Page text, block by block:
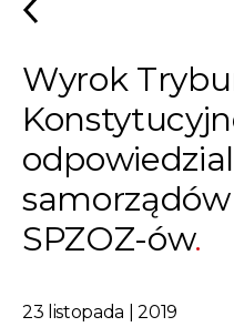
Wyrok
SPZOZ-ów
23 listopada | 2019